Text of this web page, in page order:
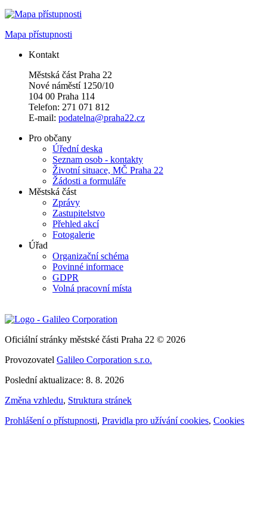
Mapa přístupnosti
Kontakt
Městská část Praha 22
Nové náměstí 1250/10
104 00 Praha 114
Telefon: 271 071 812
E-mail: podatelna@praha22.cz
Pro občany
Úřední deska
Seznam osob - kontakty
Životní situace, MČ Praha 22
Žádosti a formuláře
Městská část
Zprávy
Zastupitelstvo
Přehled akcí
Fotogalerie
Úřad
Organizační schéma
Povinné informace
GDPR
Volná pracovní místa
Oficiální stránky městské části Praha 22 © 2026
Provozovatel Galileo Corporation s.r.o.
Poslední aktualizace: 8. 8. 2026
Změna vzhledu, Struktura stránek
Prohlášení o přístupnosti, Pravidla pro užívání cookies, Cookies